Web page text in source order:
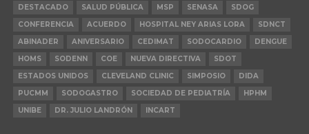
DESTACADO SALUD PÚBLICA MSP SENASA
SDOG
CONFERENCIA
ACUERDO HOSPITAL NEY ARIAS LORA
SDNCT
ABINADER
ANIVERSARIO CEDIMAT SODOCARDIO
DENGUE
HOMS
SODENN COE NUEVA DIRECTIVA
SDOT
ESTADOS UNIDOS
CLEVELAND CLINIC SIMPOSIO
DIDA
PUCMM
SODOGASTRO SOCIEDAD DE PEDIATRÍA
HPHM
UNIBE
DR. JULIO LANDRÓN INCART